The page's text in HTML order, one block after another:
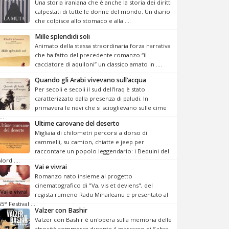
Una storia iraniana che è anche la storia dei diritti
calpestati di tutte le donne del mondo. Un diario
che colpisce allo stomaco e alla ....
Mille splendidi soli
Animato della stessa straordinaria forza narrativa
che ha fatto del precedente romanzo “il
cacciatore di aquiloni” un classico amato in ....
Quando gli Arabi vivevano sull’acqua
Per secoli e secoli il sud dell'Iraq è stato
caratterizzato dalla presenza di paludi. In
primavera le nevi che si scioglievano sulle cime
Ultime carovane del deserto
Migliaia di chilometri percorsi a dorso di
cammelli, su camion, chiatte e jeep per
raccontare un popolo leggendario: i Beduini del
....
Vai e vivrai
Romanzo nato insieme al progetto
cinematografico di "Va, vis et deviens", del
regista rumeno Radu Mihaileanu e presentato al
Festival ....
Valzer con Bashir
Valzer con Bashir è un'opera sulla memoria delle